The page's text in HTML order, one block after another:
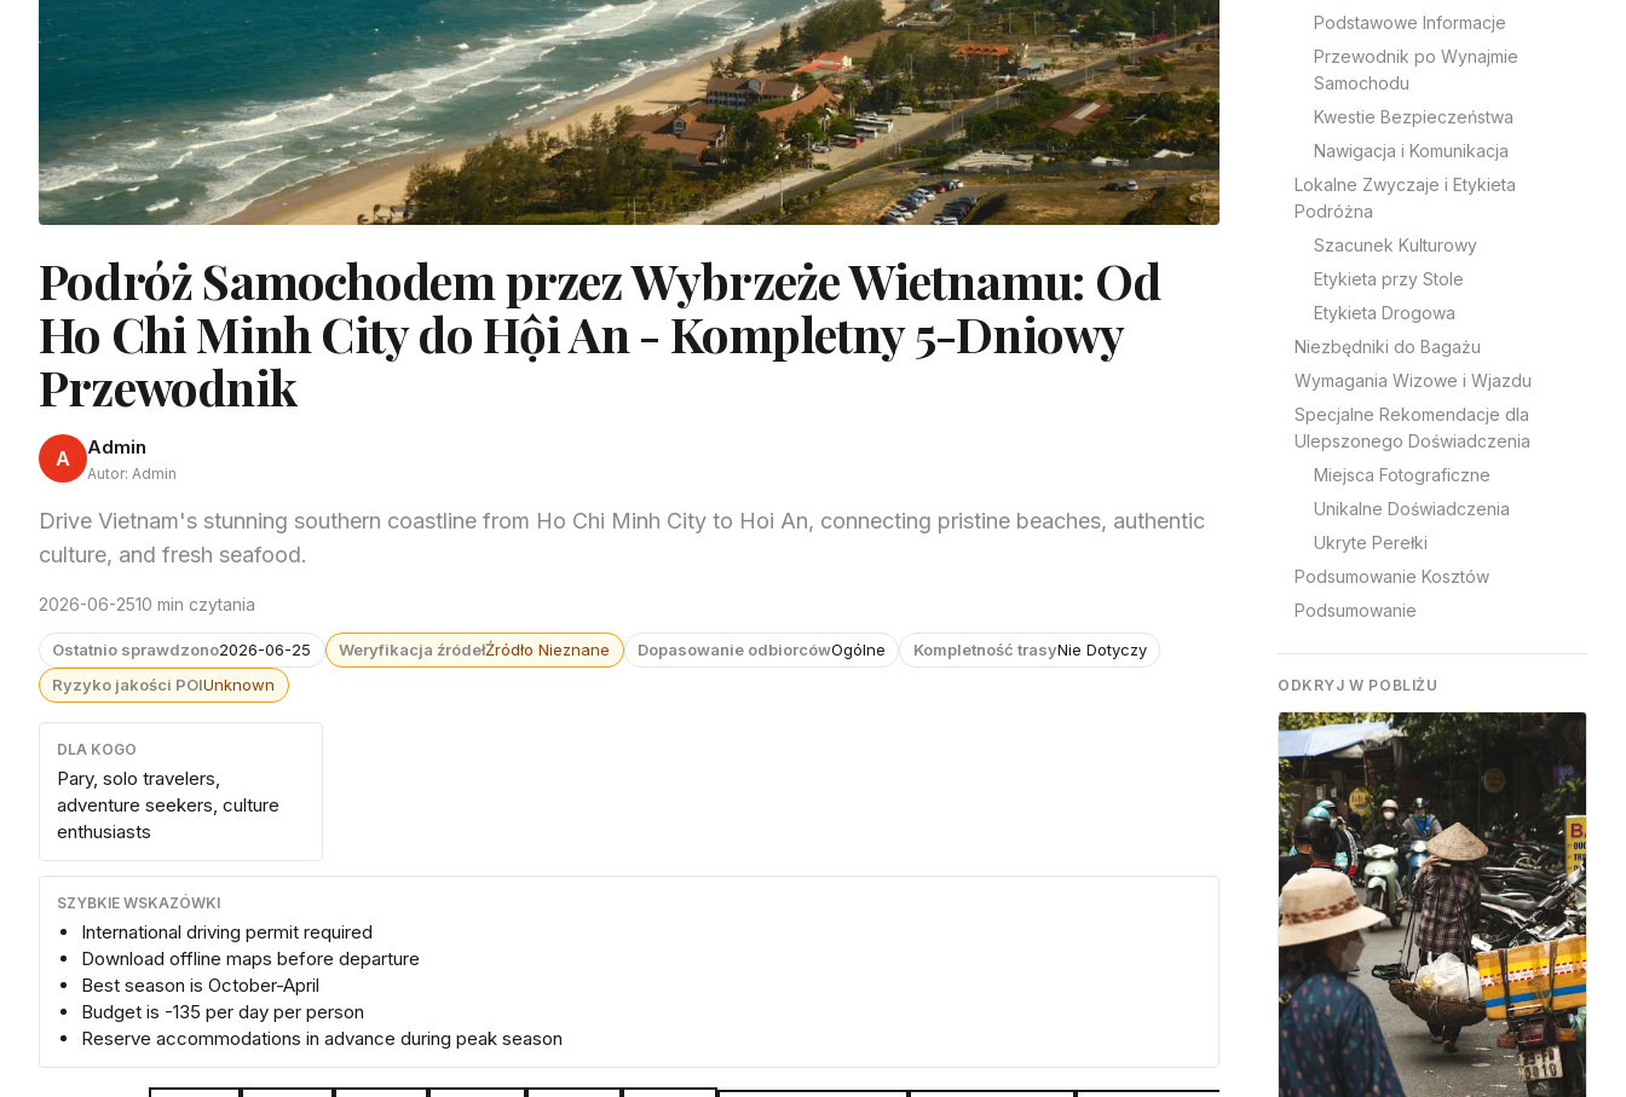
Podróż Samochodem przez Wybrzeże Wietnamu: Od
Ho Chi Minh City do Hội An - Kompletny 5-Dniowy
Przewodnik
A Admin
Autor: Admin
Drive Vietnam's stunning southern coastline from Ho Chi Minh City to Hoi An, connecting pristine beaches, authentic
culture, and fresh seafood.
2026-06-2510 min czytania
Ostatnio sprawdzono2026-06-25 Weryfikacja źródełŹródło Nieznane Dopasowanie odbiorcówOgólne Kompletność trasyNie Dotyczy
Ryzyko jakości POIUnknown
DLA KOGO
Pary, solo travelers,
adventure seekers, culture
enthusiasts
SZYBKIE WSKAZÓWKI
International driving permit required
Download offline maps before departure
Best season is October-April
Budget is -135 per day per person
Reserve accommodations in advance during peak season
Podstawowe Informacje
Przewodnik po Wynajmie
Samochodu
Kwestie Bezpieczeństwa
Nawigacja i Komunikacja
Lokalne Zwyczaje i Etykieta
Podróżna
Szacunek Kulturowy
Etykieta przy Stole
Etykieta Drogowa
Niezbędniki do Bagażu
Wymagania Wizowe i Wjazdu
Specjalne Rekomendacje dla
Ulepszonego Doświadczenia
Miejsca Fotograficzne
Unikalne Doświadczenia
Ukryte Perełki
Podsumowanie Kosztów
Podsumowanie
ODKRYJ W POBLIŻU